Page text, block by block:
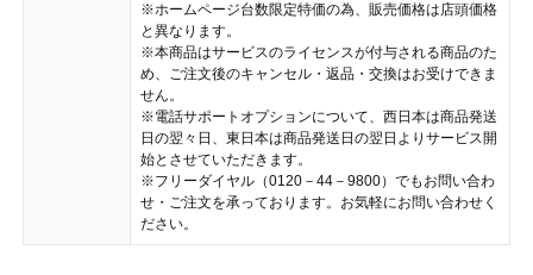
※ホームページ台数限定特価の為、販売価格は店頭価格
と異なります。
※本商品はサービスのライセンスが付与される商品のた
め、ご注文後のキャンセル・返品・交換はお受けできま
せん。
※電話サポートオプションについて、西日本は商品発送
日の翌々日、東日本は商品発送日の翌日よりサービス開
始とさせていただきます。
※フリーダイヤル（0120－44－9800）でもお問い合わ
せ・ご注文を承っております。お気軽にお問い合わせく
ださい。